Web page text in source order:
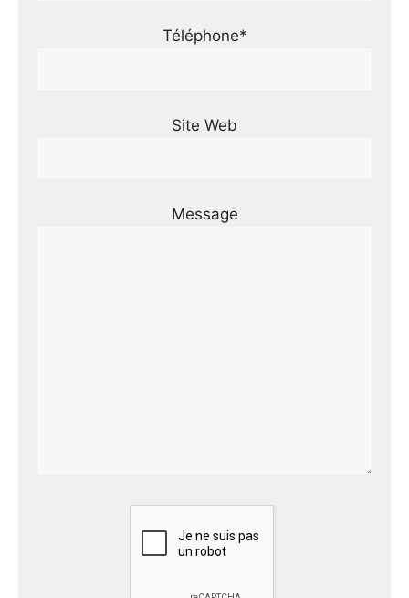
Téléphone*
Site Web
Message